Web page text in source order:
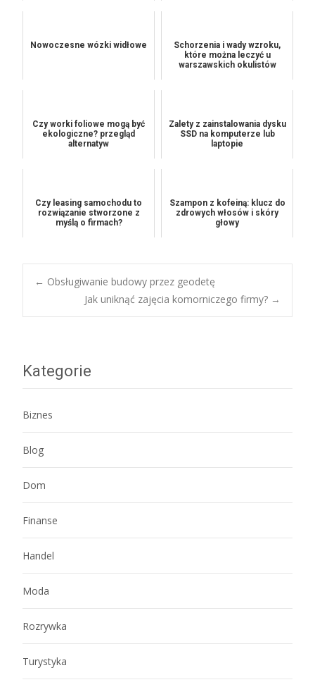
Nowoczesne wózki widłowe
Schorzenia i wady wzroku,
które można leczyć u
warszawskich okulistów
Czy worki foliowe mogą być
ekologiczne? przegląd
alternatyw
Zalety z zainstalowania dysku
SSD na komputerze lub
laptopie
Czy leasing samochodu to
rozwiązanie stworzone z
myślą o firmach?
Szampon z kofeiną: klucz do
zdrowych włosów i skóry
głowy
Post
← Obsługiwanie budowy przez geodetę
Jak uniknąć zajęcia komorniczego firmy? →
Kategorie
Biznes
Blog
Dom
Finanse
Handel
Moda
Rozrywka
Turystyka